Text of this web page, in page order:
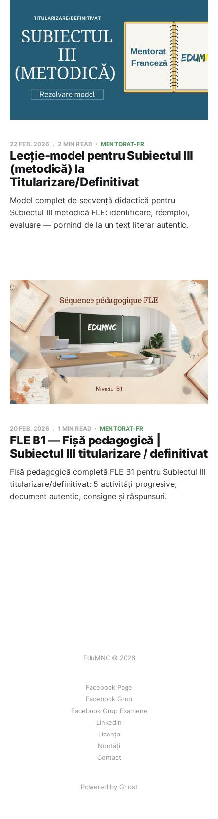
Lecție-model pentru Subiectul III
(metodică) la
Titularizare/Definitivat
22 FEB. 2026 2 MIN READ MENTORAT-FR
Model complet de secvență didactică pentru
Subiectul III metodică FLE: identificare, réemploi,
evaluare — pornind de la un text literar autentic.
FLE B1 — Fișă pedagogică |
Subiectul III titularizare / definitivat
20 FEB. 2026 1 MIN READ MENTORAT-FR
Fișă pedagogică completă FLE B1 pentru Subiectul III
titularizare/definitivat: 5 activități progresive,
document autentic, consigne și răspunsuri.
EduMNC © 2026
Facebook Page
Facebook Grup
Facebook Grup Examene
Linkedin
Licența
Noutăți
Contact
Powered by Ghost